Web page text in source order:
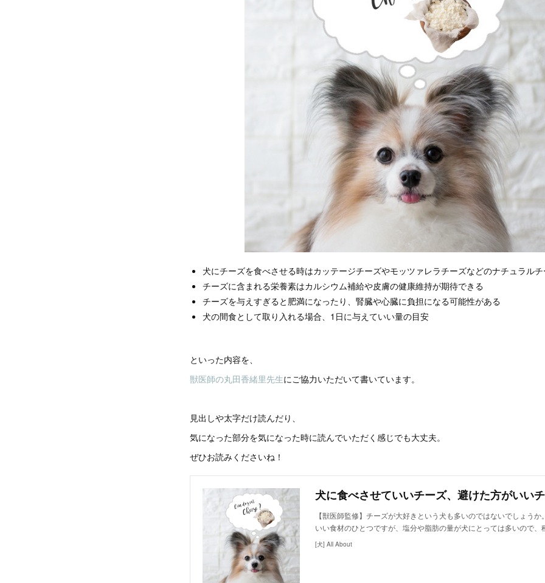
犬にチーズを食べさせる時はカッテージチーズやモッツァレラチーズなどのナチュラル
チーズに含まれる栄養素はカルシウム補給や皮膚の健康維持が期待できる
チーズを与えすぎると肥満になったり、腎臓や心臓に負担になる可能性がある
犬の間食として取り入れる場合、1日に与えていい量の目安
といった内容を、
獣医師の丸田香緒里先生にご協力いただいて書いています。
見出しや太字だけ読んだり、
気になった部分を気になった時に読んでいただく感じでも大丈夫。
ぜひお読みくださいね！
犬に食べさせていいチーズ、避けた方がいい
【獣医師監修】チーズが大好きという犬も多いのではないでしょう
いい食材のひとつですが、塩分や脂肪の量が犬にとっては多いので
[犬] All About